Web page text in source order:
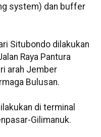
system) dan buffer
Situbondo dilakukan
Raya Pantura
arah Jember
Bulusan.
di terminal
Gilimanuk.